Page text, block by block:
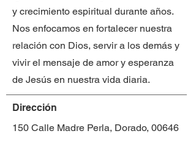
y crecimiento espiritual durante años.
Nos enfocamos en fortalecer nuestra
relación con Dios, servir a los demás y
vivir el mensaje de amor y esperanza
de Jesús en nuestra vida diaria.
Dirección
150 Calle Madre Perla, Dorado, 00646